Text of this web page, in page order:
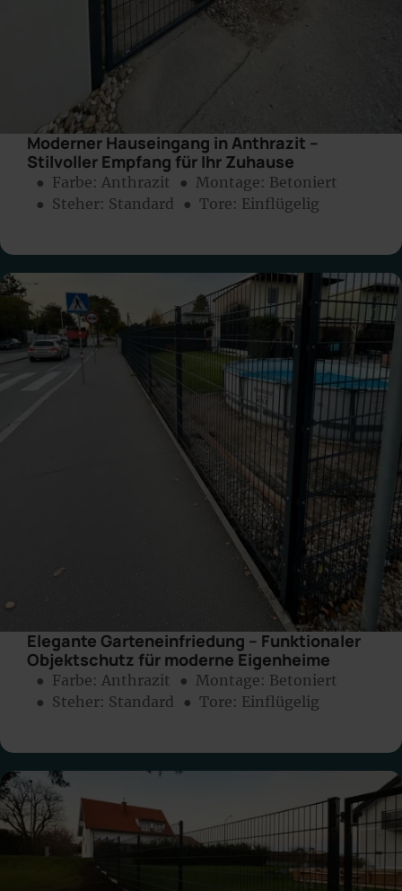
Moderner Hauseingang in Anthrazit –
Stilvoller Empfang für Ihr Zuhause
● Farbe: Anthrazit ● Montage: Betoniert
● Steher: Standard
● Tore: Einflügelig
Elegante Garteneinfriedung – Funktionaler
Objektschutz für moderne Eigenheime
● Farbe: Anthrazit ● Montage: Betoniert
● Steher: Standard
● Tore: Einflügelig